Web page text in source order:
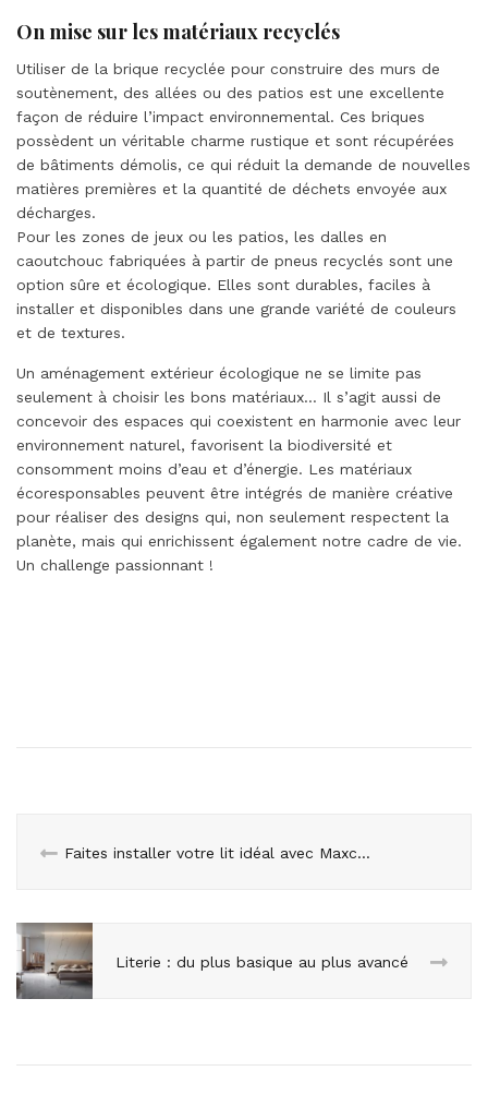
On mise sur les matériaux recyclés
Utiliser de la brique recyclée pour construire des murs de
soutènement, des allées ou des patios est une excellente
façon de réduire l’impact environnemental. Ces briques
possèdent un véritable charme rustique et sont récupérées
de bâtiments démolis, ce qui réduit la demande de nouvelles
matières premières et la quantité de déchets envoyée aux
décharges.
Pour les zones de jeux ou les patios, les dalles en
caoutchouc fabriquées à partir de pneus recyclés sont une
option sûre et écologique. Elles sont durables, faciles à
installer et disponibles dans une grande variété de couleurs
et de textures.
Un aménagement extérieur écologique ne se limite pas
seulement à choisir les bons matériaux… Il s’agit aussi de
concevoir des espaces qui coexistent en harmonie avec leur
environnement naturel, favorisent la biodiversité et
consomment moins d’eau et d’énergie. Les matériaux
écoresponsables peuvent être intégrés de manière créative
pour réaliser des designs qui, non seulement respectent la
planète, mais qui enrichissent également notre cadre de vie.
Un challenge passionnant !
Faites installer votre lit idéal avec Maxcolchon
Literie : du plus basique au plus avancé